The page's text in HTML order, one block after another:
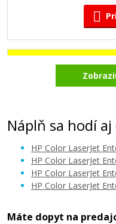
HP
Náplň sa hodí
HP Color LaserJet
HP Color LaserJet
HP Color LaserJet
HP Color LaserJet
Máte dopyt na